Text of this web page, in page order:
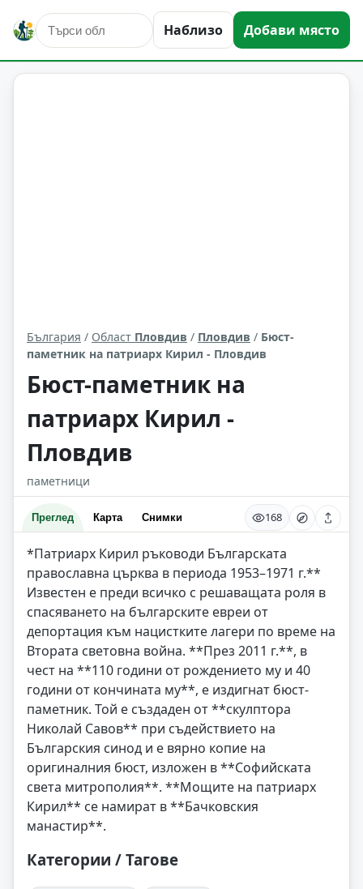
Наблизо Добави място
култура и изкуство Пловдив Област: Пловдив
България / Област Пловдив / Пловдив / Бюст-
паметник на патриарх Кирил - Пловдив
Бюст-паметник на
патриарх Кирил -
Пловдив
паметници
Преглед Карта Снимки 168
*Патриарх Кирил ръководи Българската
православна църква в периода 1953–1971 г.**
Известен е преди всичко с решаващата роля в
спасяването на българските евреи от
депортация към нацистките лагери по време на
Втората световна война. **През 2011 г.**, в
чест на **110 години от рождението му и 40
години от кончината му**, е издигнат бюст-
паметник. Той е създаден от **скулптора
Николай Савов** при съдействието на
Българския синод и е вярно копие на
оригиналния бюст, изложен в **Софийската
света митрополия**. **Мощите на патриарх
Кирил** се намират в **Бачковския
манастир**.
Категории / Тагове